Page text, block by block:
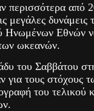
περισσότερα από
μεγάλες
Ηνωμένων Εθνών
ωκεανών.
του Σαββάτου
για τους στόχους
του τελικού